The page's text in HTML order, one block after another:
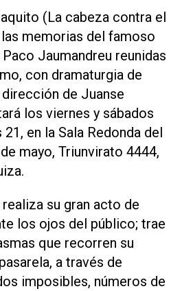
(La cabeza contra el
las memorias del famoso
Jaumandreu reunidas
con dramaturgia de
de Juanse
los viernes y sábados
en la Sala Redonda del
mayo, Triunvirato 4444,
su gran acto de
los ojos del público; trae
que recorren su
a través de
imposibles, números de